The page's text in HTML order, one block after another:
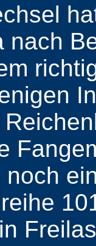
nach
noch